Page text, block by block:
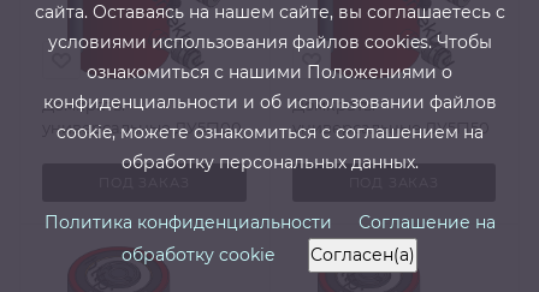
Домкраты
универсальные ДУ5Г100
Домкраты
универсальные ДУ5Г150
сайта. Оставаясь на нашем сайте, вы соглашаетесь с
условиями использования файлов cооkies. Чтобы
ознакомиться с нашими Положениями о
конфиденциальности и об использовании файлов
cookie, можете ознакомиться с соглашением на
обработку персональных данных.
Политика конфиденциальности
Соглашение на
обработку cookie
Согласен(а)